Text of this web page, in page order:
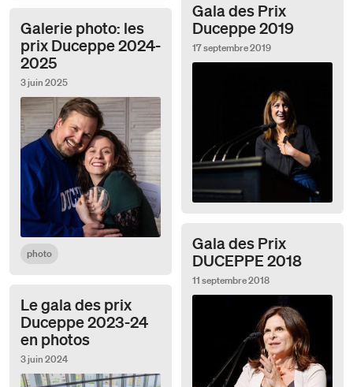
Galerie photo: les
prix Duceppe 2024-
2025
3 juin 2025
photo
Le gala des prix
Duceppe 2023-24
en photos
3 juin 2024
Gala des Prix
Duceppe 2019
17 septembre 2019
Gala des Prix
DUCEPPE 2018
11 septembre 2018